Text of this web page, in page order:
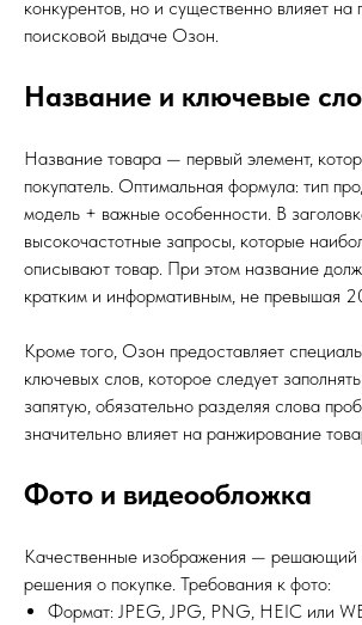
конкурентов, но и существенно влияет на
поисковой выдаче Озон.
Название и ключевые
Название товара — первый элемент,
покупатель. Оптимальная формула: тип
модель + важные особенности. В
высокочастотные запросы, которые
описывают товар. При этом название
кратким и информативным, не превышая
Кроме того, Озон предоставляет
ключевых слов, которое следует
запятую, обязательно разделяя слова
значительно влияет на ранжирование
Фото и видеообложка
Качественные изображения — решающий
решения о покупке. Требования к фото:
Формат: JPEG, JPG, PNG, HEIC или